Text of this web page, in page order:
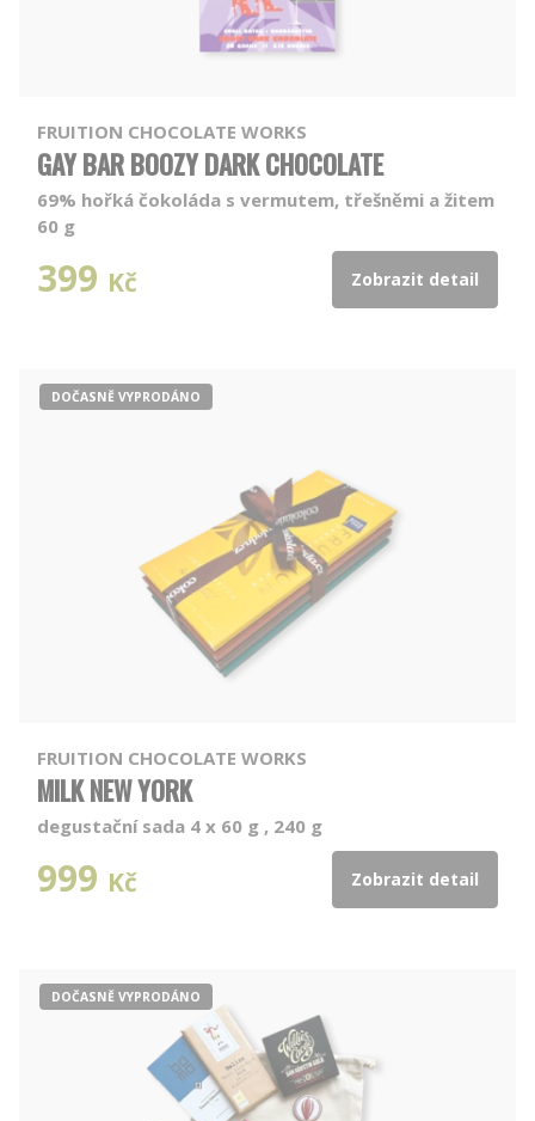
FRUITION CHOCOLATE WORKS
GAY BAR BOOZY DARK CHOCOLATE
69% hořká čokoláda s vermutem, třešněmi a žitem
60 g
399 Kč Zobrazit detail
DOČASNĚ VYPRODÁNO
FRUITION CHOCOLATE WORKS
MILK NEW YORK
degustační sada 4 x 60 g , 240 g
999 Kč Zobrazit detail
DOČASNĚ VYPRODÁNO